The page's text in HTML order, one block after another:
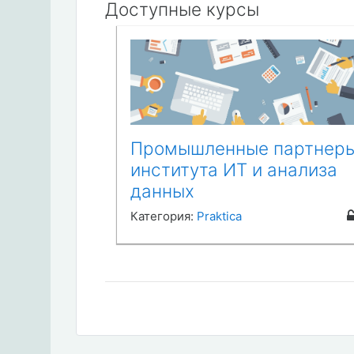
Доступные курсы
Промышленные
института ИТ и анализа
данных
Категория: Praktica
информационных технологий и
тестирования студентов и